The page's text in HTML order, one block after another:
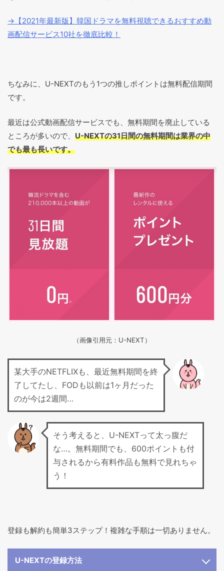
→【2021年最新版】韓国ドラマを無料視聴できるおすすめ動
画配信サービス10社を徹底比較！
ちなみに、U-NEXTのもう1つの推しポイントは無料配信期間
です。
最近は公式動画配信サービスでも、無料期間を廃止している
ところが多いので、 U-NEXTの31日間の無料期間は業界の中
でも最も長いです。
（画像引用元：U-NEXT）
某大手のNETFLIXも、最近無料期間を終
了してたし、FODも以前は1ヶ月だった
のが今は2週間…
そう考えると、U-NEXTって太っ腹だ
な…。無料期間でも、600ポイントも付
与されるから有料作品も無料で見れちゃ
う！
登録も解約も簡単3ステップ！複雑な手順は一切ありません。
U-NEXTの登録方法